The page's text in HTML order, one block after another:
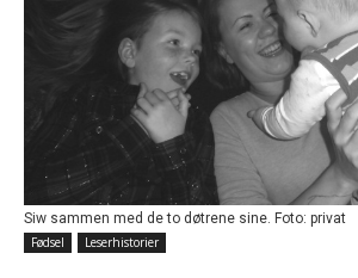
Siw sammen med de to døtrene sine. Foto: privat
Fødsel
Leserhistorier